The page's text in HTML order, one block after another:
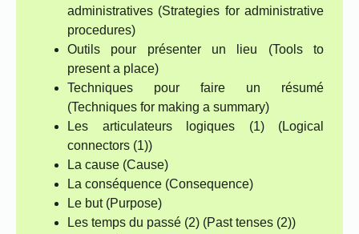
administratives (Strategies for administrative
procedures)
Outils pour présenter un lieu (Tools to
present a place)
Techniques pour faire un résumé
(Techniques for making a summary)
Les articulateurs logiques (1) (Logical
connectors (1))
La cause (Cause)
La conséquence (Consequence)
Le but (Purpose)
Les temps du passé (2) (Past tenses (2))